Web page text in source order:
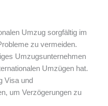
Umzug sorgfältig im
zu vermeiden.
Umzugsunternehmen
Umzügen hat.
Visa und
um Verzögerungen zu